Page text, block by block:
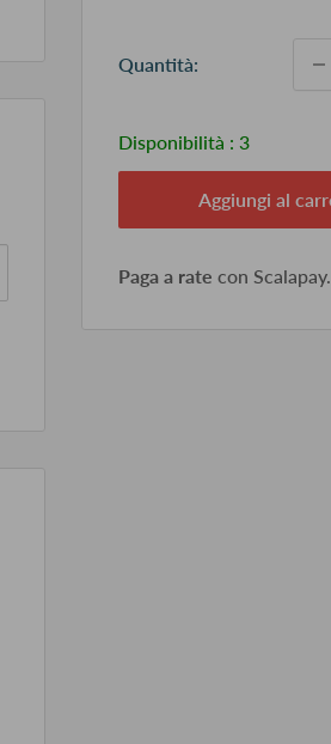
Quantità:
Disponibilità : 3
Aggiungi al
Paga a rate con Scalapay.